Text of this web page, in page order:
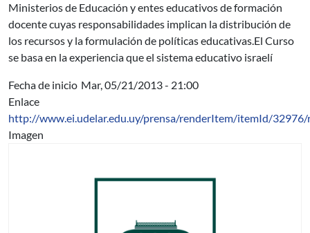
Ministerios de Educación y entes educativos de formación
docente cuyas responsabilidades implican la distribución de
los recursos y la formulación de políticas educativas.El Curso
se basa en la experiencia que el sistema educativo israelí
Fecha de inicio Mar, 05/21/2013 - 21:00
Enlace
http://www.ei.udelar.edu.uy/prensa/renderItem/itemId/
Imagen